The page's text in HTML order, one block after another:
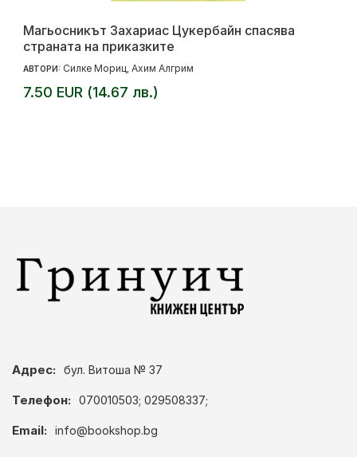
Магьосникът Захариас Цукербайн спасява
страната на приказките
АВТОРИ: Силке Мориц Ахим Алгрим
7.50 EUR (14.67 лв.)
Адрес: бул. Витоша № 37
Телефон: 070010503; 029508337;
Email: info@bookshop.bg